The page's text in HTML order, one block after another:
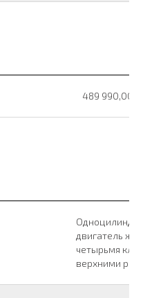
489 990,00 ₽
двигатель
четырьмя
верхними